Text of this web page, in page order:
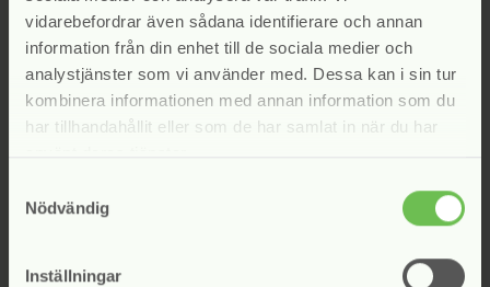
vidarebefordrar även sådana identifierare och annan
information från din enhet till de sociala medier och
analystjänster som vi använder med. Dessa kan i sin tur
kombinera informationen med annan information som du
har tillhandahållit eller som de har samlat in när du har
Nödvändig
Inställningar
Bli medlem i Svensk Inkasso
inkassoverksamhet enligt inkassolagen kan bli